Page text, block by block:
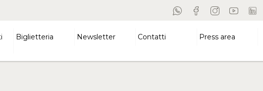
Biglietteria Newsletter Contatti Press area